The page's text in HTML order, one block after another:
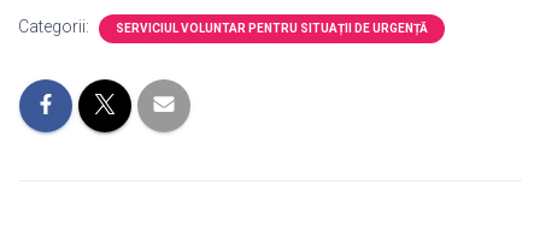
Categorii: SERVICIUL VOLUNTAR PENTRU SITUAȚII DE URGENȚĂ